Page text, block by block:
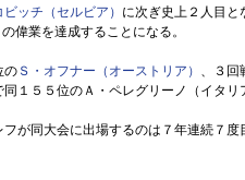
ビッチ（セルビア） に次ぎ史上２人目と
偉業を達成することになる。
の Ｓ・オフナー（オーストリア） 、３回
１５５位のＡ・ペレグリーノ（イタリ
が同大会に出場するのは７年連続７